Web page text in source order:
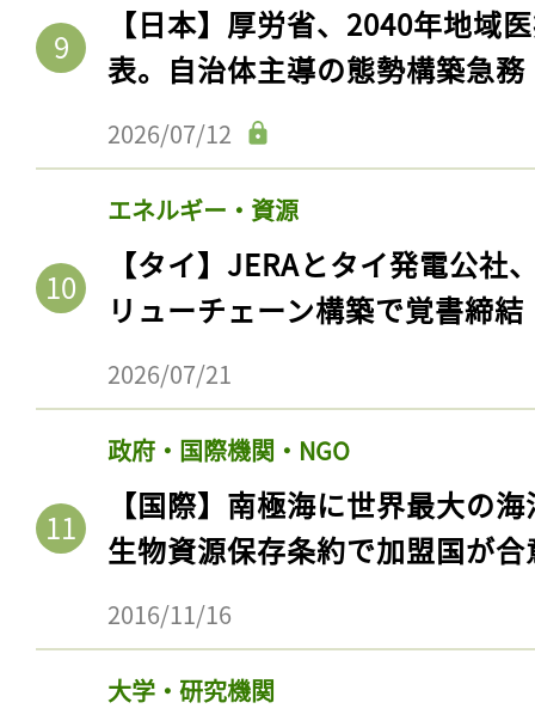
【日本】厚労省、2040年地域
表。自治体主導の態勢構築急務
2026/07/12
エネルギー・資源
【タイ】JERAとタイ発電公社
リューチェーン構築で覚書締結
2026/07/21
政府・国際機関・NGO
【国際】南極海に世界最大の
生物資源保存条約で加盟国が合
2016/11/16
大学・研究機関